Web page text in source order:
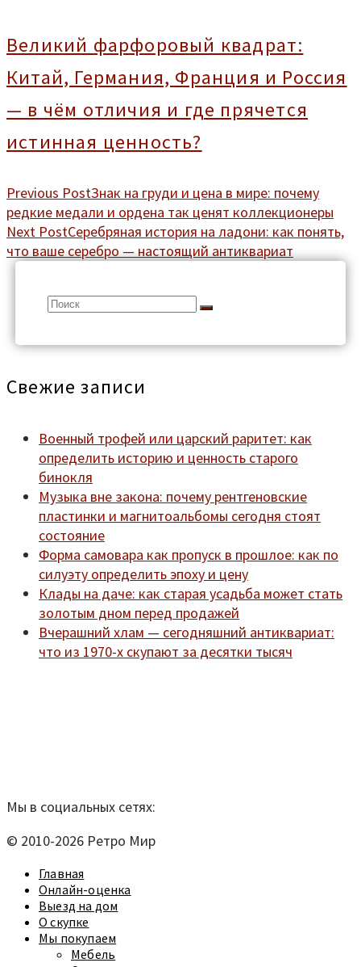
Великий фарфоровый квадрат:
Китай, Германия, Франция и Россия
— в чём отличия и где прячется
истинная ценность?
Previous PostЗнак на груди и цена в мире: почему
редкие медали и ордена так ценят коллекционеры
Next PostСеребряная история на ладони: как понять,
что ваше серебро — настоящий антиквариат
Search
Свежие записи
Военный трофей или царский раритет: как
определить историю и ценность старого
бинокля
Музыка вне закона: почему рентгеновские
пластинки и магнитоальбомы сегодня стоят
состояние
Форма самовара как пропуск в прошлое: как по
силуэту определить эпоху и цену
Клады на даче: как старая усадьба может стать
золотым дном перед продажей
Вчерашний хлам — сегодняшний антиквариат:
что из 1970-х скупают за десятки тысяч
Мы в социальных сетях:
© 2010-2026 Ретро Мир
Главная
Онлайн-оценка
Выезд на дом
О скупке
Мы покупаем
Мебель